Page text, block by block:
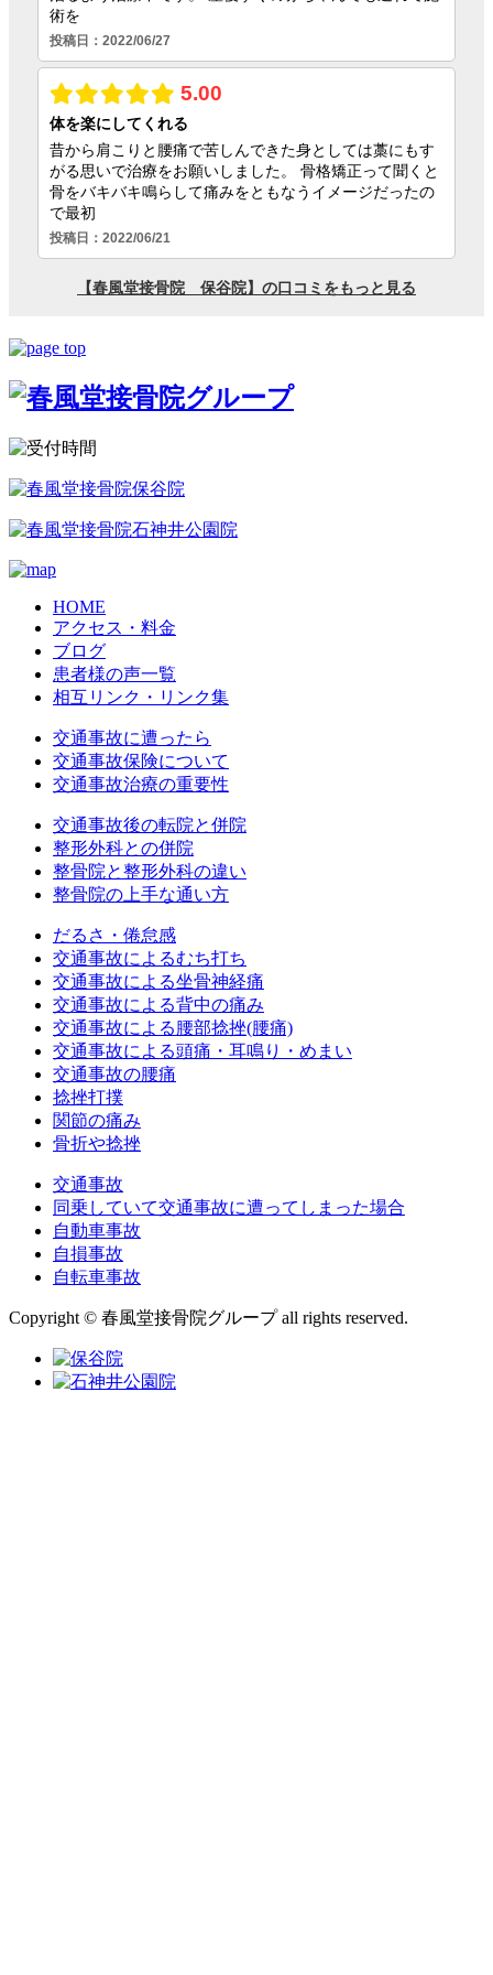
HOME
アクセス・料金
ブログ
患者様の声一覧
相互リンク・リンク集
交通事故に遭ったら
交通事故保険について
交通事故治療の重要性
交通事故後の転院と併院
整形外科との併院
整骨院と整形外科の違い
整骨院の上手な通い方
だるさ・倦怠感
交通事故によるむち打ち
交通事故による坐骨神経痛
交通事故による背中の痛み
交通事故による腰部捻挫(腰痛)
交通事故による頭痛・耳鳴り・めまい
交通事故の腰痛
捻挫打撲
関節の痛み
骨折や捻挫
交通事故
同乗していて交通事故に遭ってしまった場合
自動車事故
自損事故
自転車事故
Copyright © 春風堂接骨院グループ all rights reserved.